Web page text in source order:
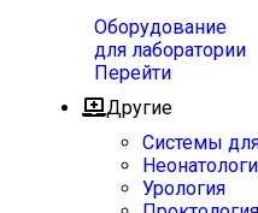
Оборудование
для лаборатории
Перейти
Другие
Системы
Урология